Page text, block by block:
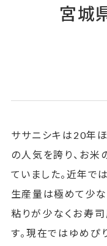
宮城
ササニシキは20年
の人気を誇り、お米
ていました。近年で
生産量は極めて少な
粘りが少なくお寿
す。現在ではゆめぴ